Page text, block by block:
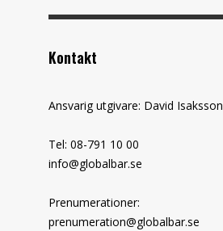
Kontakt
Ansvarig utgivare: David Isaksson
Tel: 08-791 10 00
info@globalbar.se
Prenumerationer:
prenumeration@globalbar.se